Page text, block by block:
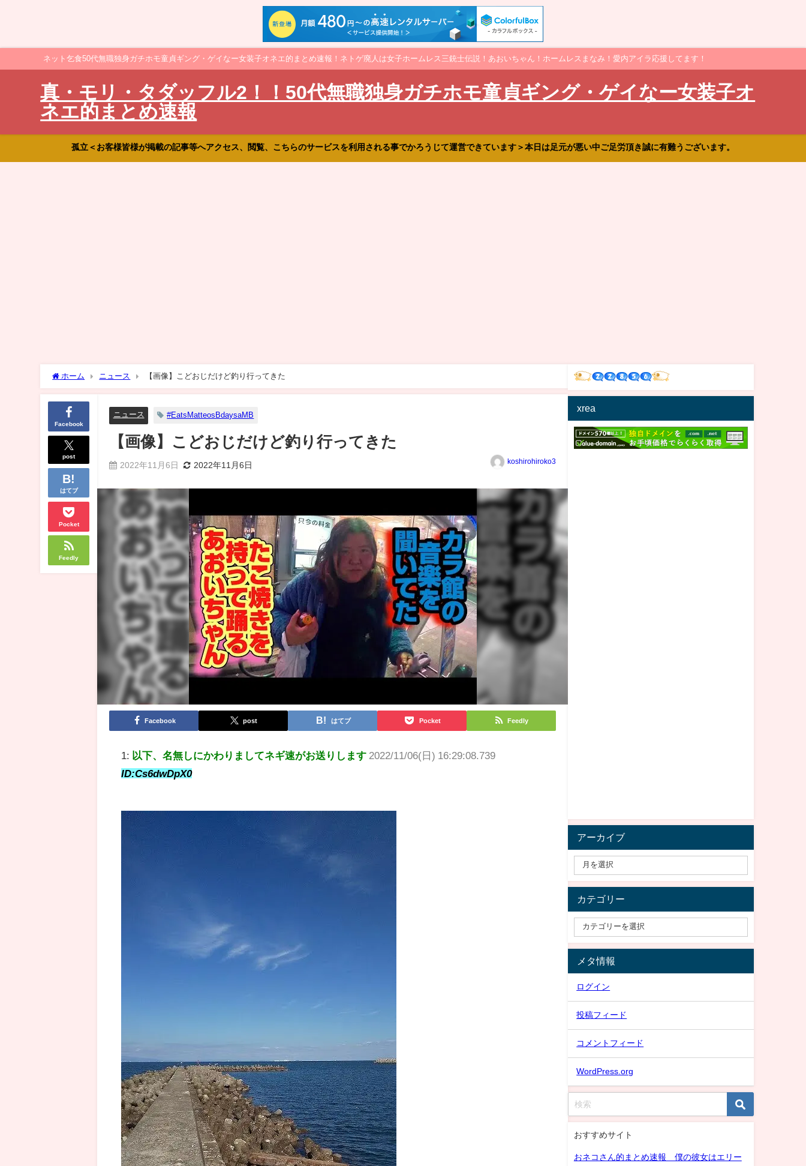
ネット乞食50代無職独身ガチホモ童貞ギング・ゲイなー女装子オネエ的まとめ速報！ネトゲ廃人は女子ホームレス三銃士伝説！あおいちゃん！ホームレスまなみ！愛内アイラ応援してます！
真・モリ・タダッフル2！！50代無職独身ガチホモ童貞ギング・ゲイなー女装子オ
ネエ的まとめ速報
孤立＜お客様皆様が掲載の記事等へアクセス、閲覧、こちらのサービスを利用される事でかろうじて運営できています＞本日は足元が悪い中ご足労頂き誠に有難うございます。
ホーム ニュース 【画像】こどおじだけど釣り行ってきた
Facebook
post
はてブ
Pocket
Feedly
ニュース #EatsMatteosBdaysaMB
【画像】こどおじだけど釣り行ってきた
2022年11月6日 2022年11月6日 koshirohiroko3
Facebook post はてブ Pocket Feedly
1: 以下、名無しにかわりましてネギ速がお送りします 2022/11/06(日) 16:29:08.739
ID:Cs6dwDpX0
xrea
アーカイブ
カテゴリー
メタ情報
ログイン
投稿フィード
コメントフィード
WordPress.org
おすすめサイト
おネコさん的まとめ速報 僕の彼女はエリー